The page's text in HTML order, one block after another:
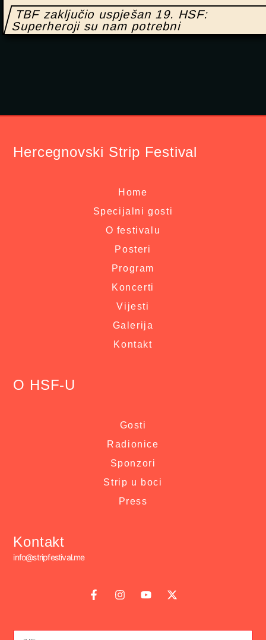
TBF zaključio uspješan 19. HSF:
Superheroji su nam potrebni
Hercegnovski Strip Festival
Home
Specijalni gosti
O festivalu
Posteri
Program
Koncerti
Vijesti
Galerija
Kontakt
Kontakt
info@stripfestival.me
O HSF-U
Gosti
Radionice
Sponzori
Strip u boci
Press